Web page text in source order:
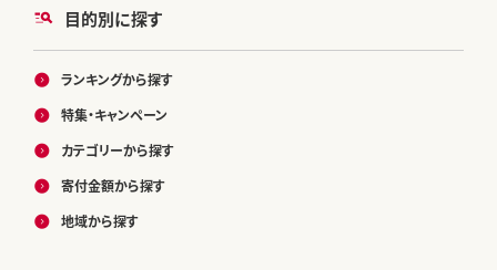
目的別に探す
ランキングから探す
特集・キャンペーン
カテゴリーから探す
寄付金額から探す
地域から探す